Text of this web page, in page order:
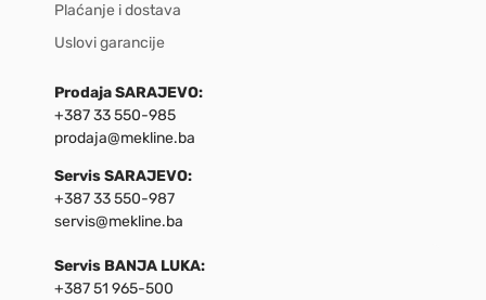
Plaćanje i dostava
Uslovi garancije
Prodaja SARAJEVO:
+387 33 550-985
prodaja@mekline.ba
Servis SARAJEVO:
+387 33 550-987
servis@mekline.ba
Servis BANJA LUKA:
+387 51 965-500